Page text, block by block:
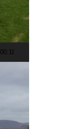
00:18